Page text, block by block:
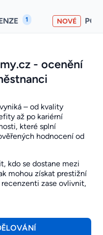
1 NOVÉ
- ocenění
– od kvality
až po kariérní
které splní
hodnocení od
kdo se dostane mezi
mohou získat prestižní
zase ovlivnit,